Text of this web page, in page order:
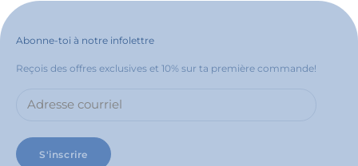
Abonne-toi à notre infolettre
Reçois des offres exclusives et 10% sur ta première commande!
S'inscrire